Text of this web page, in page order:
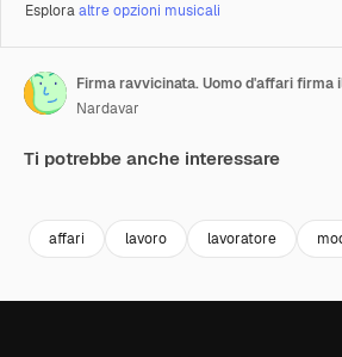
Esploraaltre opzioni musicali
Nardavar
Ti potrebbe anche interessare
affari lavoro lavoratore